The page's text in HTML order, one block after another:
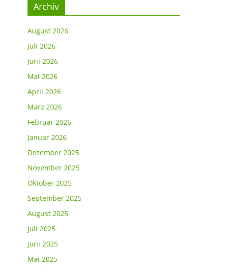
Archiv
August 2026
Juli 2026
Juni 2026
Mai 2026
April 2026
März 2026
Februar 2026
Januar 2026
Dezember 2025
November 2025
Oktober 2025
September 2025
August 2025
Juli 2025
Juni 2025
Mai 2025